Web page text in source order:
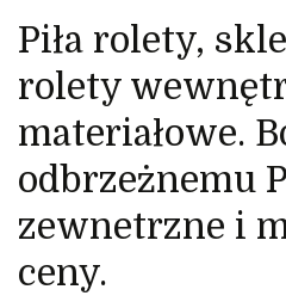
Piła rolety,
rolety
materiałowe.
odbrzeżnemu
zewnetrzne i
ceny.